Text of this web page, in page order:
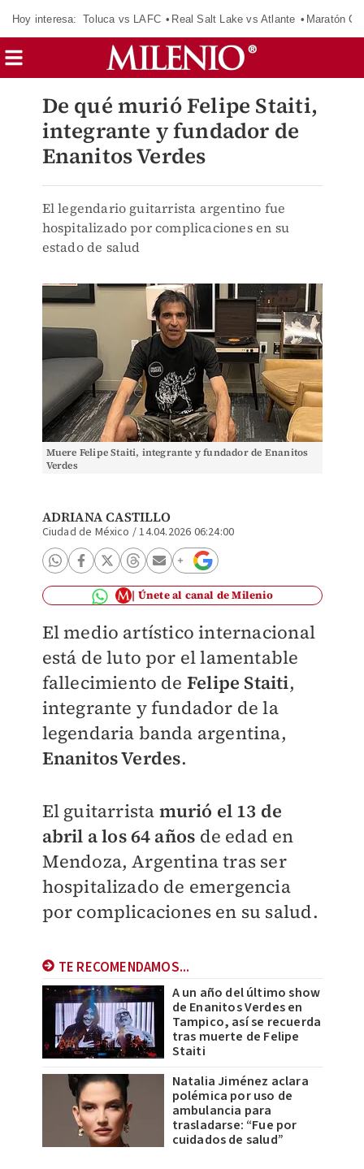
Hoy interesa: Toluca vs LAFC Real Salt Lake vs Atlante Maratón
De qué murió Felipe Staiti,
integrante y fundador de
Enanitos Verdes
El legendario guitarrista argentino fue
hospitalizado por complicaciones en su
estado de salud
Muere Felipe Staiti, integrante y fundador de Enanitos
Verdes
ADRIANA CASTILLO
Ciudad de México /14.04.2026 06:24:00
Únete al canal de Milenio
El medio artístico internacional
está de luto por el lamentable
fallecimiento de Felipe Staiti,
integrante y fundador de la
legendaria banda argentina,
Enanitos Verdes.
El guitarrista murió el 13 de
abril a los 64 años de edad en
Mendoza, Argentina tras ser
hospitalizado de emergencia
por complicaciones en su salud.
TE RECOMENDAMOS...
A un año del último show
de Enanitos Verdes en
Tampico, así se recuerda
tras muerte de Felipe
Staiti
Natalia Jiménez aclara
polémica por uso de
ambulancia para
trasladarse: “Fue por
cuidados de salud”